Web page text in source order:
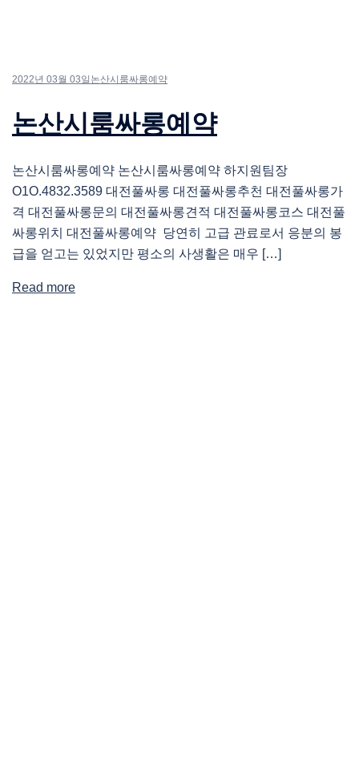
2022년 03월 03일 논산시룸싸롱예약
논산시룸싸롱예약
논산시룸싸롱예약 논산시룸싸롱예약 하지원팀장
O1O.4832.3589 대전풀싸롱 대전풀싸롱추천 대전풀싸롱가
격 대전풀싸롱문의 대전풀싸롱견적 대전풀싸롱코스 대전풀
싸롱위치 대전풀싸롱예약 당연히 고급 관료로서 응분의 봉
급을 얻고는 있었지만 평소의 사생활은 매우 […]
Read more